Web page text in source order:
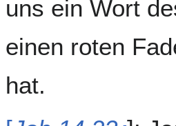
uns ein Wort
einen roten
hat.